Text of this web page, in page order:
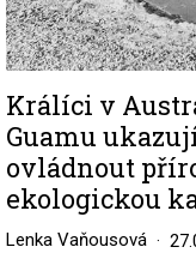
Králíci v
Guamu
ovládnout
ekologickou
Lenka Vaňousová